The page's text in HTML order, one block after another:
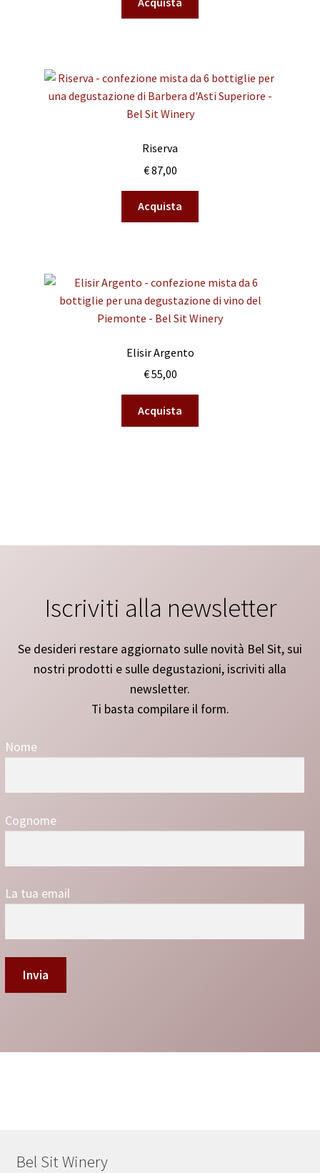
Riserva
€87,00
Acquista
Elisir Argento
€55,00
Acquista
Iscriviti alla newsletter
Se desideri restare aggiornato sulle novità Bel Sit, sui
nostri prodotti e sulle degustazioni, iscriviti alla
newsletter.
Ti basta compilare il form.
Nome
Cognome
La tua email
Bel Sit Winery